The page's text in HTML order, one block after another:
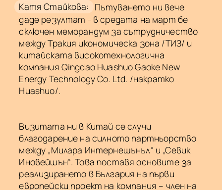
Катя Стайкова: Пътуването ни вече
даде резултат - в средата на март бе
сключен меморандум за сътрудничество
между Тракия икономическа зона /ТИЗ/ и
китайската високотехнологична
компания Qingdao Huashuo Gaoke New
Energy Technology Co. Ltd. /накратко
Huashuo/.
Визитата ни в Китай се случи
благодарение на силното партньорство
между „Милара Интернешънъл“ и „Севик
Иновейшън“. Това поставя основите за
реализирането в България на първи
европейски проект на компания – член на